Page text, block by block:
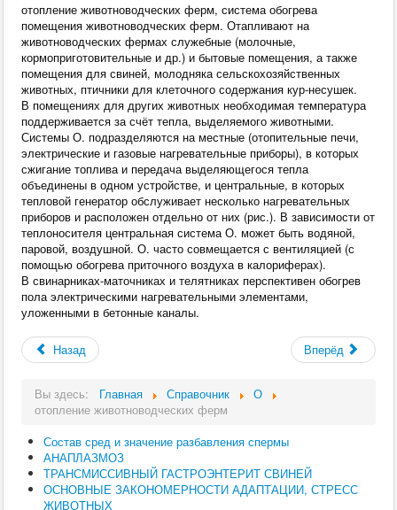
отопление животноводческих ферм, система обогрева
помещения животноводческих ферм. Отапливают на
животноводческих фермах служебные (молочные,
кормоприготовительные и др.) и бытовые помещения, а также
помещения для свиней, молодняка сельскохозяйственных
животных, птичники для клеточного содержания кур-несушек.
В помещениях для других животных необходимая температура
поддерживается за счёт тепла, выделяемого животными.
Системы О. подразделяются на местные (отопительные печи,
электрические и газовые нагревательные приборы), в которых
сжигание топлива и передача выделяющегося тепла
объединены в одном устройстве, и центральные, в которых
тепловой генератор обслуживает несколько нагревательных
приборов и расположен отдельно от них (рис.). В зависимости от
теплоносителя центральная система О. может быть водяной,
паровой, воздушной. О. часто совмещается с вентиляцией (с
помощью обогрева приточного воздуха в калориферах).
В свинарниках-маточниках и телятниках перспективен обогрев
пола электрическими нагревательными элементами,
уложенными в бетонные каналы.
Назад Вперёд
Вы здесь: Главная Справочник
О
отопление животноводческих ферм
Состав сред и значение разбавления спермы
АНАПЛАЗМОЗ
ТРАНСМИССИВНЫЙ ГАСТРОЭНТЕРИТ СВИНЕЙ
ОСНОВНЫЕ ЗАКОНОМЕРНОСТИ АДАПТАЦИИ, СТРЕСС
ЖИВОТНЫХ